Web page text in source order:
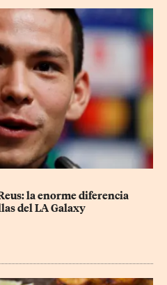
la enorme diferencia
del LA Galaxy